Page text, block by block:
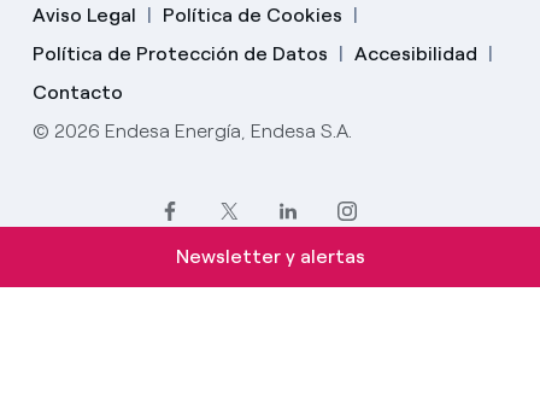
Aviso Legal
Política de Cookies
Política de Protección de Datos
Accesibilidad
Contacto
© 2026 Endesa Energía, Endesa S.A.
Newsletter y alertas